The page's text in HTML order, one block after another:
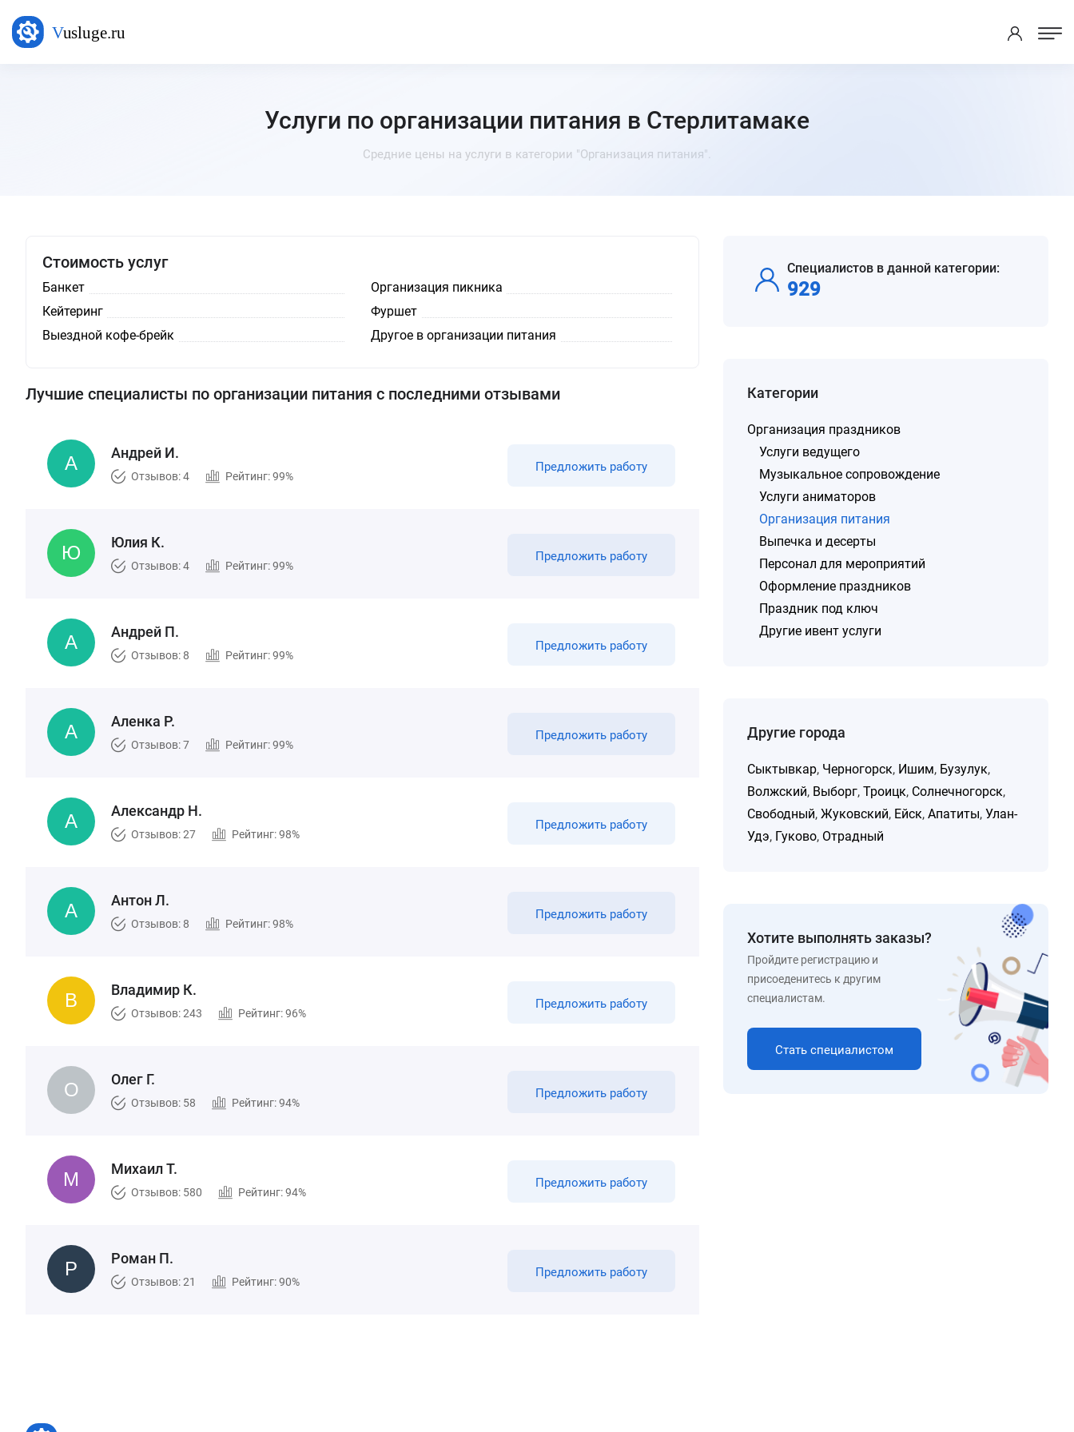
Услуги по организации питания в Стерлитамаке
Средние цены на услуги в категории "Организация питания".
Стоимость услуг
Банкет
Организация пикника
Кейтеринг
Фуршет
Выездной кофе-брейк
Другое в организации питания
Лучшие специалисты по организации питания с последними отзывами
Андрей И.
Отзывов: 4 Рейтинг: 99%
Предложить работу
Юлия К.
Отзывов: 4 Рейтинг: 99%
Предложить работу
Андрей П.
Отзывов: 8 Рейтинг: 99%
Предложить работу
Аленка Р.
Отзывов: 7 Рейтинг: 99%
Предложить работу
Александр Н.
Отзывов: 27 Рейтинг: 98%
Предложить работу
Антон Л.
Отзывов: 8 Рейтинг: 98%
Предложить работу
Владимир К.
Отзывов: 243 Рейтинг: 96%
Предложить работу
Олег Г.
Отзывов: 58 Рейтинг: 94%
Предложить работу
Михаил Т.
Отзывов: 580 Рейтинг: 94%
Предложить работу
Роман П.
Отзывов: 21 Рейтинг: 90%
Предложить работу
Специалистов в данной категории:
929
Категории
Организация праздников
Услуги ведущего
Музыкальное сопровождение
Услуги аниматоров
Организация питания
Выпечка и десерты
Персонал для мероприятий
Оформление праздников
Праздник под ключ
Другие ивент услуги
Другие города
Сыктывкар, Черногорск, Ишим, Бузулук,
Волжский, Выборг,Троицк, Солнечногорск,
Свободный,Жуковский, Ейск,Апатиты,Улан-
Удэ, Гуково, Отрадный
Хотите выполнять заказы?
Пройдите регистрацию и
присоеденитесь к другим
специалистам.
Стать специалистом